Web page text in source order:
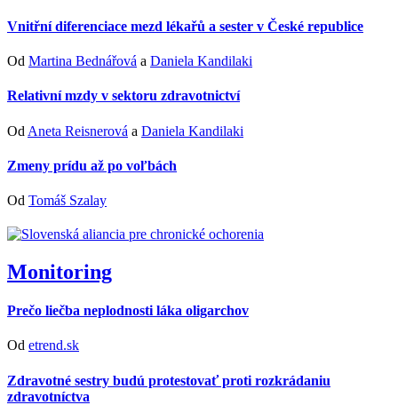
Vnitřní diferenciace mezd lékařů a sester v České republice
Od Martina Bednářová a Daniela Kandilaki
Relativní mzdy v sektoru zdravotnictví
Od Aneta Reisnerová a Daniela Kandilaki
Zmeny prídu až po voľbách
Od Tomáš Szalay
Monitoring
Prečo liečba neplodnosti láka oligarchov
Od etrend.sk
Zdravotné sestry budú protestovať proti rozkrádaniu
zdravotníctva